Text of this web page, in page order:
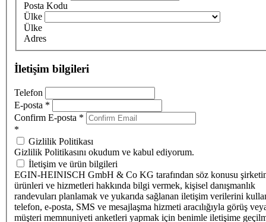
Posta Kodu
Ülke
Ülke
Adres
İletişim bilgileri
Telefon
E-posta *
Confirm E-posta *
*
Gizlilik Politikası
Gizlilik Politikasını okudum ve kabul ediyorum.
İletişim ve ürün bilgileri
EGIN-HEINISCH GmbH & Co KG tarafından söz konusu
ürünleri ve hizmetleri hakkında bilgi vermek, kişisel danışmanlık
randevuları planlamak ve yukarıda sağlanan iletişim verilerini
telefon, e-posta, SMS ve mesajlaşma hizmeti aracılığıyla görüş
müşteri memnuniyeti anketleri yapmak için benimle iletişime